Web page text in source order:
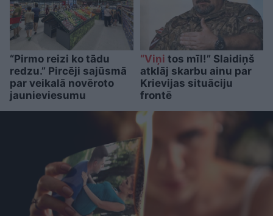
“Pirmo reizi ko tādu
redzu.” Pircēji sajūsmā
par veikalā novēroto
jaunieviesumu
“Viņi tos mīl!” Slaidiņš
atklāj skarbu ainu par
Krievijas situāciju
frontē